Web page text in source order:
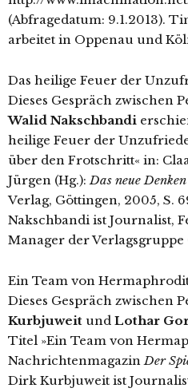
(Abfragedatum: 9.1.2013).
arbeitet in Oppenau und
Das heilige Feuer der
Dieses Gespräch zwischen
Walid Nakschbandi
heilige Feuer der
über den Frotschritt« in:
Jürgen (Hg.):Das neue
Verlag, Göttingen, 2005, S.
Nakschbandi ist Journalist,
Manager der
Ein Team von
Dieses Gespräch zwischen
Kurbjuweit und Lothar
Titel »Ein Team von
NachrichtenmagazinDer
Dirk Kurbjuweit ist